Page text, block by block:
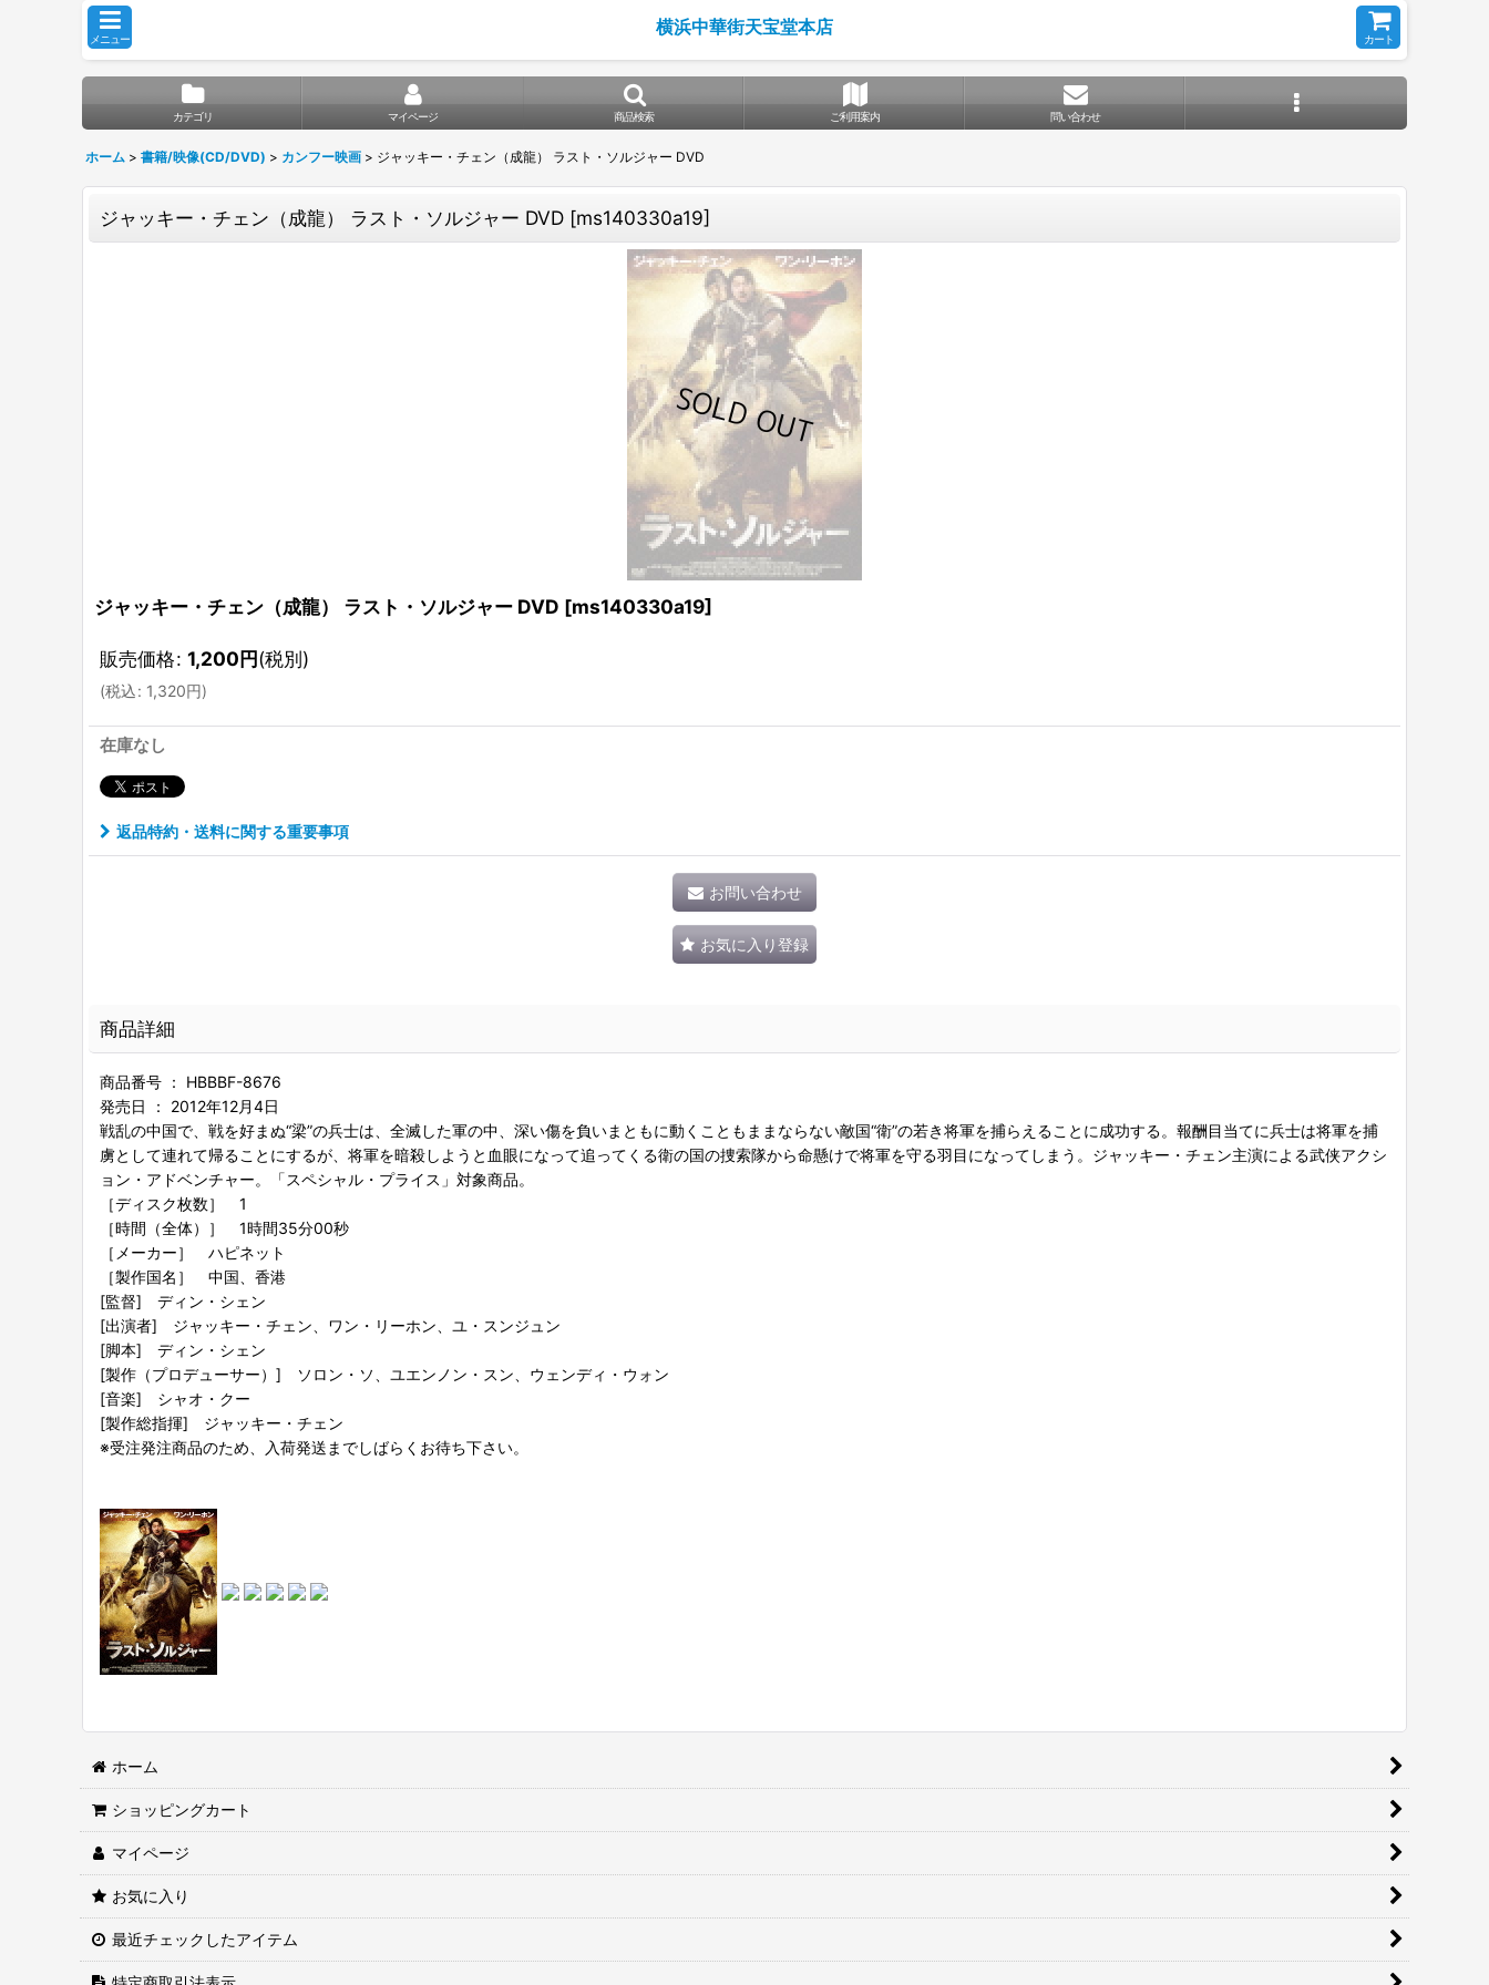
メニュー
横浜中華街天宝堂本店
カート
カテゴリ マイページ 商品検索 ご利用案内 問い合わせ
ホーム > 書籍/映像(CD/DVD) > カンフー映画 > ジャッキー・チェン（成龍） ラスト・ソルジャー DVD
ジャッキー・チェン（成龍） ラスト・ソルジャー DVD [ms140330a19]
ジャッキー・チェン（成龍） ラスト・ソルジャー DVD [ms140330a19]
販売価格: 1,200円(税別)
(税込: 1,320円)
在庫なし
返品特約・送料に関する重要事項
お問い合わせ
お気に入り登録
商品詳細
商品番号 ： HBBBF-8676
発売日 ： 2012年12月4日
戦乱の中国で、戦を好まぬ“梁”の兵士は、全滅した軍の中、深い傷を負いまともに動くこともままならない敵国“衛”の若き将軍を捕らえることに成功する。報酬目当てに兵士は将軍を捕
虜として連れて帰ることにするが、将軍を暗殺しようと血眼になって追ってくる衛の国の捜索隊から命懸けで将軍を守る羽目になってしまう。ジャッキー・チェン主演による武侠アクシ
ョン・アドベンチャー。「スペシャル・プライス」対象商品。
［ディスク枚数］ 1
［時間（全体）］ 1時間35分00秒
［メーカー］ ハピネット
［製作国名］ 中国、香港
[監督] ディン・シェン
[出演者] ジャッキー・チェン、ワン・リーホン、ユ・スンジュン
[脚本] ディン・シェン
[製作（プロデューサー）] ソロン・ソ、ユエンノン・スン、ウェンディ・ウォン
[音楽] シャオ・クー
[製作総指揮] ジャッキー・チェン
※受注発注商品のため、入荷発送までしばらくお待ち下さい。
ホーム
ショッピングカート
マイページ
お気に入り
最近チェックしたアイテム